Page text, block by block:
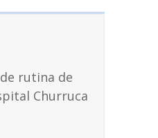
rutina de
Churruca